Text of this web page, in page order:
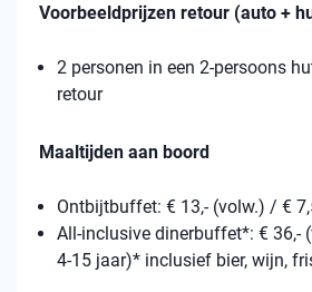
Voorbeeldprijzen retour (auto +
2 personen in een 2-persoons
retour
Maaltijden aan boord
Ontbijtbuffet: € 13,- (volw.) / €
All-inclusive dinerbuffet*: € 36,-
4-15 jaar)* inclusief bier, wijn,